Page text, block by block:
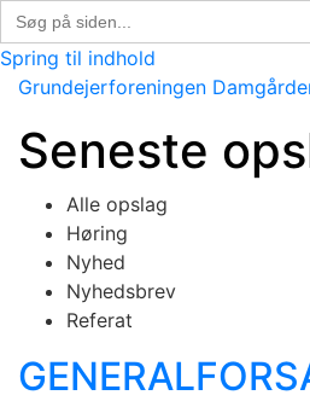
Search
for:
Spring til indhold
Grundejerforeningen
Seneste
Alle opslag
Høring
Nyhed
Nyhedsbrev
Referat